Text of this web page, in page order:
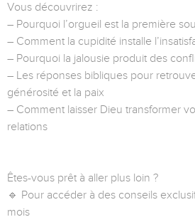
Vous découvrirez :
– Pourquoi l’orgueil est la première
– Comment la cupidité installe
– Pourquoi la jalousie produit des
– Les réponses bibliques pour
générosité et la paix
– Comment laisser Dieu transformer
relations
Êtes-vous prêt à aller plus loin ?
🔹 Pour accéder à des conseils
mois